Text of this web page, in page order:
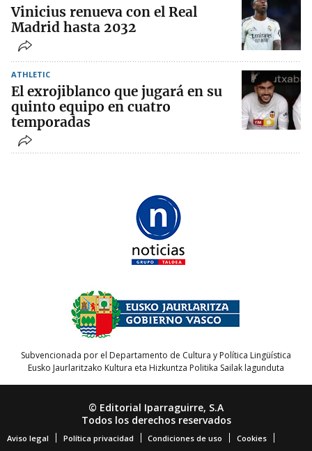
Vinicius renueva con el Real
Madrid hasta 2032
ATHLETIC
El exrojiblanco que jugará en su
quinto equipo en cuatro
temporadas
Subvencionada por el Departamento de Cultura y Política Lingüística
Eusko Jaurlaritzako Kultura eta Hizkuntza Politika Sailak lagunduta
© Editorial Iparraguirre, S.A
Todos los derechos reservados
Aviso legal Política privacidad Condiciones de uso Cookies